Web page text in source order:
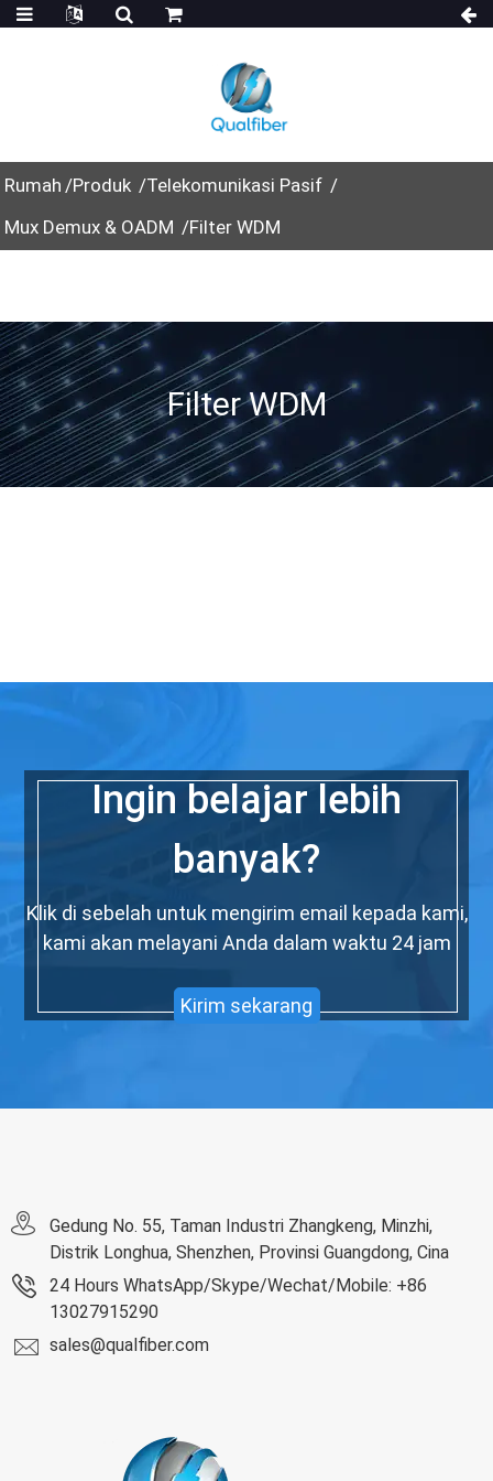
Rumah Produk
Telekomunikasi Pasif
Mux Demux & OADM
Filter WDM
Filter WDM
Ingin belajar lebih
banyak?
Klik di sebelah untuk mengirim email kepada kami,
kami akan melayani Anda dalam waktu 24 jam
Kirim sekarang
Gedung No. 55, Taman Industri Zhangkeng, Minzhi,
Distrik Longhua, Shenzhen, Provinsi Guangdong, Cina
24 Hours WhatsApp/Skype/Wechat/Mobile: +86
13027915290
sales@qualfiber.com